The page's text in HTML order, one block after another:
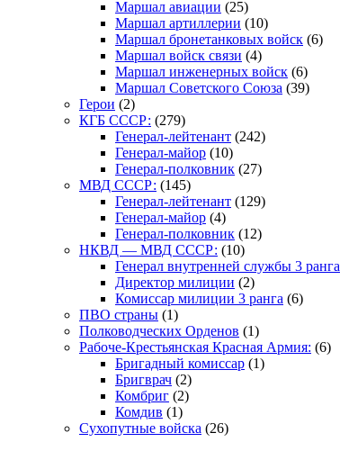
Маршал авиации (25)
Маршал артиллерии (10)
Маршал бронетанковых войск (6)
Маршал войск связи (4)
Маршал инженерных войск (6)
Маршал Советского Союза (39)
Герои (2)
КГБ СССР: (279)
Генерал-лейтенант (242)
Генерал-майор (10)
Генерал-полковник (27)
МВД СССР: (145)
Генерал-лейтенант (129)
Генерал-майор (4)
Генерал-полковник (12)
НКВД — МВД СССР: (10)
Генерал внутренней службы 3 ранга
Директор милиции (2)
Комиссар милиции 3 ранга (6)
ПВО страны (1)
Полководческих Орденов (1)
Рабоче-Крестьянская Красная Армия: (6)
Бригадный комиссар (1)
Бригврач (2)
Комбриг (2)
Комдив (1)
Сухопутные войска (26)